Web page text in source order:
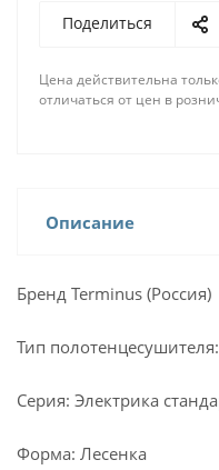
Поделиться
Цена действительна
отличаться от цен в
Описание
Бренд Terminus (Россия)
Тип
Серия: Электрика
Форма: Лесенка